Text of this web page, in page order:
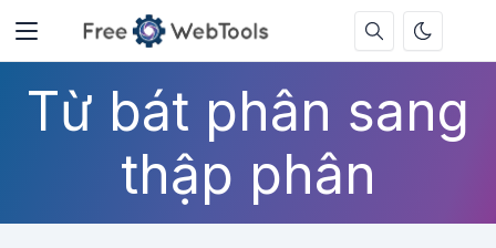
Từ bát phân sang
thập phân